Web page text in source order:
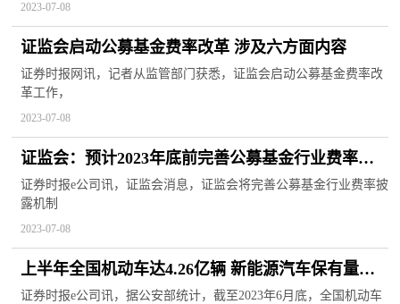
2023-07-08
证监会启动公募基金费率改革 涉及六方面内容
证券时报网讯，记者从监管部门获悉，证监会启动公募基金费率改
革工作，
2023-07-08
证监会：预计2023年底前完善公募基金行业费率披
露机制
证券时报e公司讯，证监会消息，证监会将完善公募基金行业费率披
露机制
2023-07-08
上半年全国机动车达4.26亿辆 新能源汽车保有量达
1620万辆
证券时报e公司讯，据公安部统计，截至2023年6月底，全国机动车